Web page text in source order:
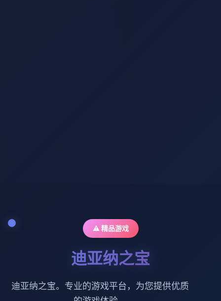
⚠️ 精品游戏
迪亚纳之宝
迪亚纳之宝。专业的游戏平台，为您提供优质